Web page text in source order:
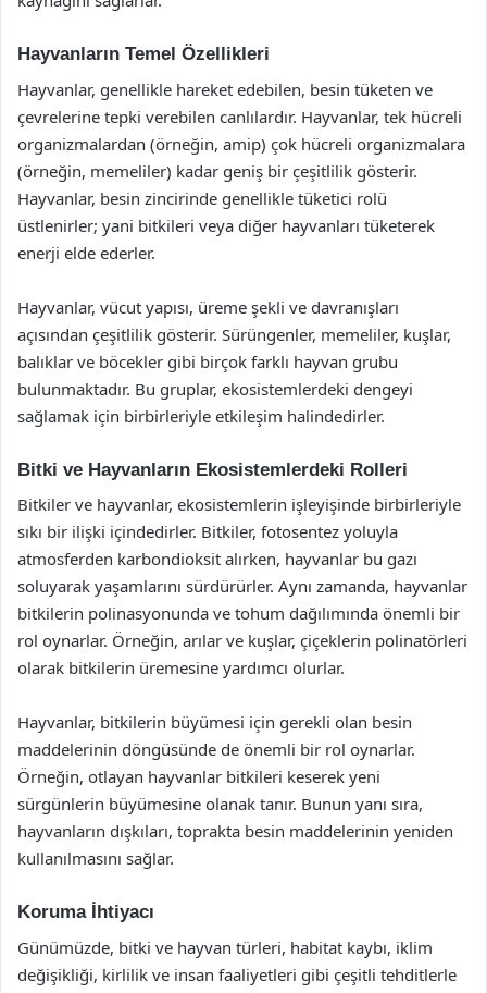
Hayvanların Temel Özellikleri
Hayvanlar, genellikle hareket edebilen, besin tüketen ve
çevrelerine tepki verebilen canlılardır. Hayvanlar, tek hücreli
organizmalardan (örneğin, amip) çok hücreli organizmalara
(örneğin, memeliler) kadar geniş bir çeşitlilik gösterir.
Hayvanlar, besin zincirinde genellikle tüketici rolü
üstlenirler; yani bitkileri veya diğer hayvanları tüketerek
enerji elde ederler.
Hayvanlar, vücut yapısı, üreme şekli ve davranışları
açısından çeşitlilik gösterir. Sürüngenler, memeliler, kuşlar,
balıklar ve böcekler gibi birçok farklı hayvan grubu
bulunmaktadır. Bu gruplar, ekosistemlerdeki dengeyi
sağlamak için birbirleriyle etkileşim halindedirler.
Bitki ve Hayvanların Ekosistemlerdeki Rolleri
Bitkiler ve hayvanlar, ekosistemlerin işleyişinde birbirleriyle
sıkı bir ilişki içindedirler. Bitkiler, fotosentez yoluyla
atmosferden karbondioksit alırken, hayvanlar bu gazı
soluyarak yaşamlarını sürdürürler. Aynı zamanda, hayvanlar
bitkilerin polinasyonunda ve tohum dağılımında önemli bir
rol oynarlar. Örneğin, arılar ve kuşlar, çiçeklerin polinatörleri
olarak bitkilerin üremesine yardımcı olurlar.
Hayvanlar, bitkilerin büyümesi için gerekli olan besin
maddelerinin döngüsünde de önemli bir rol oynarlar.
Örneğin, otlayan hayvanlar bitkileri keserek yeni
sürgünlerin büyümesine olanak tanır. Bunun yanı sıra,
hayvanların dışkıları, toprakta besin maddelerinin yeniden
kullanılmasını sağlar.
Koruma İhtiyacı
Günümüzde, bitki ve hayvan türleri, habitat kaybı, iklim
değişikliği, kirlilik ve insan faaliyetleri gibi çeşitli tehditlerle